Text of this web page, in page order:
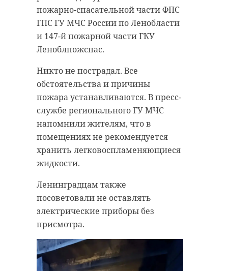
пожарно-спасательной части ФПС
ГПС ГУ МЧС России по Ленобласти
и 147-й пожарной части ГКУ
Леноблпожспас.
Никто не пострадал. Все
обстоятельства и причины
пожара устанавливаются. В пресс-
службе регионального ГУ МЧС
напомнили жителям, что в
помещениях не рекомендуется
хранить легковоспламеняющиеся
жидкости.
Ленинградцам также
посоветовали не оставлять
электрические приборы без
присмотра.